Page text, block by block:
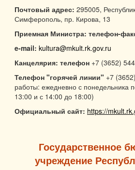
Почтовый адрес: 295005,
Симферополь, пр. Кирова, 13
Приемная Министра: телефон-
e-mail: kultura@mkult.rk.gov.ru
Канцелярия: телефон +7 (3652)
Телефон "горячей линии" +7
работы: ежедневно с понедельника
13:00 и с 14:00 до 18:00)
Официальный сайт: https://
Государственное
учреждение